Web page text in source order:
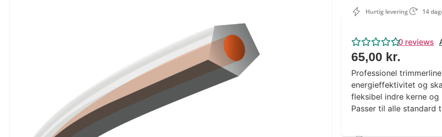
Hurtig levering 14
0 reviews
65,00 kr.
Professionel
energieffektivitet og
fleksibel indre kerne
Passer til alle standard